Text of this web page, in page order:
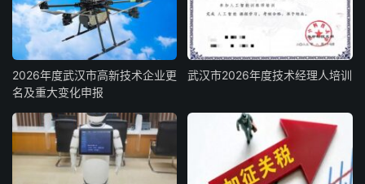
2026年度武汉市高新技术企业更
名及重大变化申报
武汉市2026年度技术经理人培训